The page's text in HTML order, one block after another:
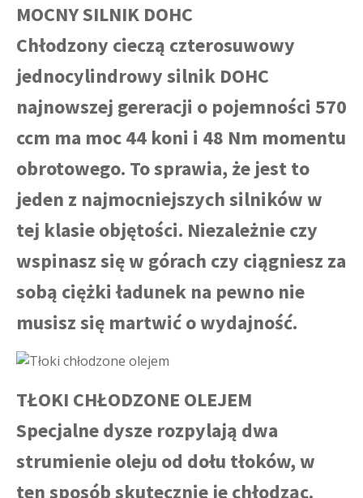
MOCNY SILNIK DOHC
Chłodzony cieczą czterosuwowy
jednocylindrowy silnik DOHC
najnowszej gereracji o pojemności 570
ccm ma moc 44 koni i 48 Nm momentu
obrotowego. To sprawia, że jest to
jeden z najmocniejszych silników w
tej klasie objętości. Niezależnie czy
wspinasz się w górach czy ciągniesz za
sobą ciężki ładunek na pewno nie
musisz się martwić o wydajność.
TŁOKI CHŁODZONE OLEJEM
Specjalne dysze rozpylają dwa
strumienie oleju od dołu tłoków, w
ten sposób skutecznie je chłodząc.